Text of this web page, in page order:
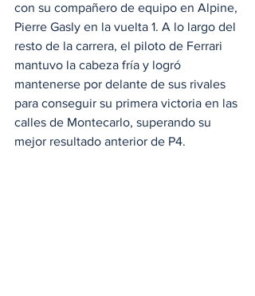
con su compañero de equipo en Alpine,
Pierre Gasly en la vuelta 1. A lo largo del
resto de la carrera, el piloto de Ferrari
mantuvo la cabeza fría y logró
mantenerse por delante de sus rivales
para conseguir su primera victoria en las
calles de Montecarlo, superando su
mejor resultado anterior de P4.